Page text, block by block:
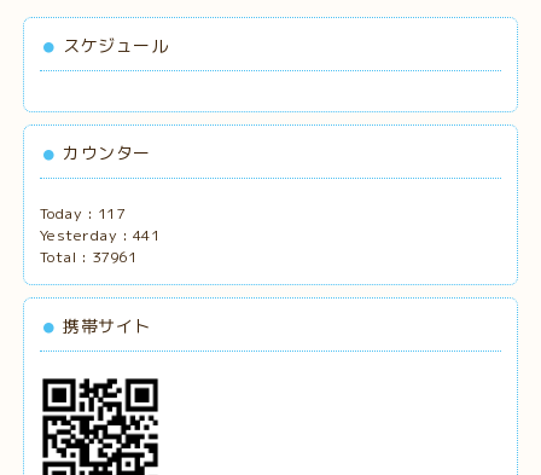
スケジュール
カウンター
Today : 117
Yesterday : 441
Total : 37961
携帯サイト